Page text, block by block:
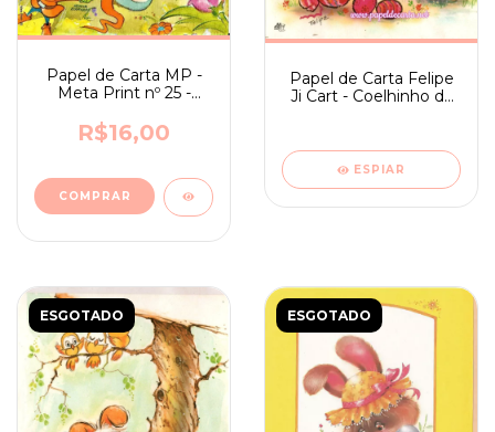
Papel de Carta MP -
Meta Print nº 25 -
R$16,00
Papel de Carta Felipe
Ji Cart - Coelhinho da
ESPIAR
ESGOTADO ESGOTADO